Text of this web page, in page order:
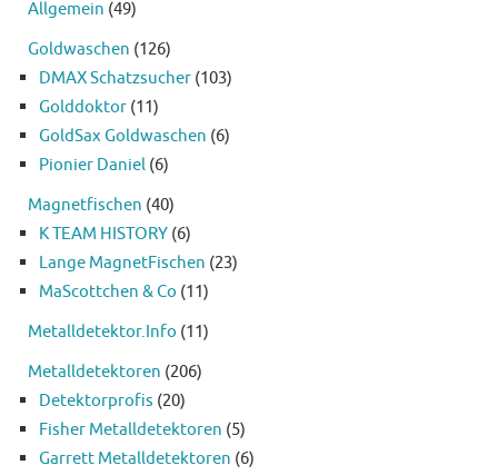
Allgemein (49)
Goldwaschen (126)
DMAX Schatzsucher (103)
Golddoktor (11)
GoldSax Goldwaschen (6)
Pionier Daniel (6)
Magnetfischen (40)
K TEAM HISTORY (6)
Lange MagnetFischen (23)
MaScottchen & Co (11)
Metalldetektor.Info (11)
Metalldetektoren (206)
Detektorprofis (20)
Fisher Metalldetektoren (5)
Garrett Metalldetektoren (6)